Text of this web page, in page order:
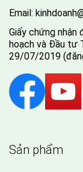
Email:
Giấy chứng nhận
hoạch và Đầu tư
29/07/2019
Sản phẩm